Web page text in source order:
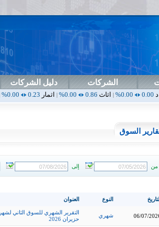
الشركات دليل الشركات
|اثاث0.86
0.00%
|اثمار0.23
0.00%
|ارامس2.30
السوق
من إلى
العنوان النوع
التقرير الشهري للسوق الثاني لشهر
حزيران 2026
شهري 06/07/